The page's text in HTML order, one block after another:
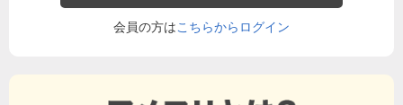
会員の方はこちらからログイン